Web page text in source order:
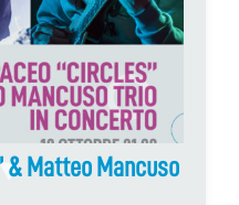
& Matteo Mancuso